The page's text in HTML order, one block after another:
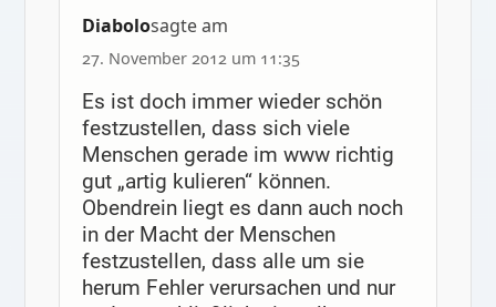
Diabolosagte am
27. November 2012 um 11:35
Es ist doch immer wieder schön
festzustellen, dass sich viele
Menschen gerade im www richtig
gut „artig kulieren“ können.
Obendrein liegt es dann auch noch
in der Macht der Menschen
festzustellen, dass alle um sie
herum Fehler verursachen und nur